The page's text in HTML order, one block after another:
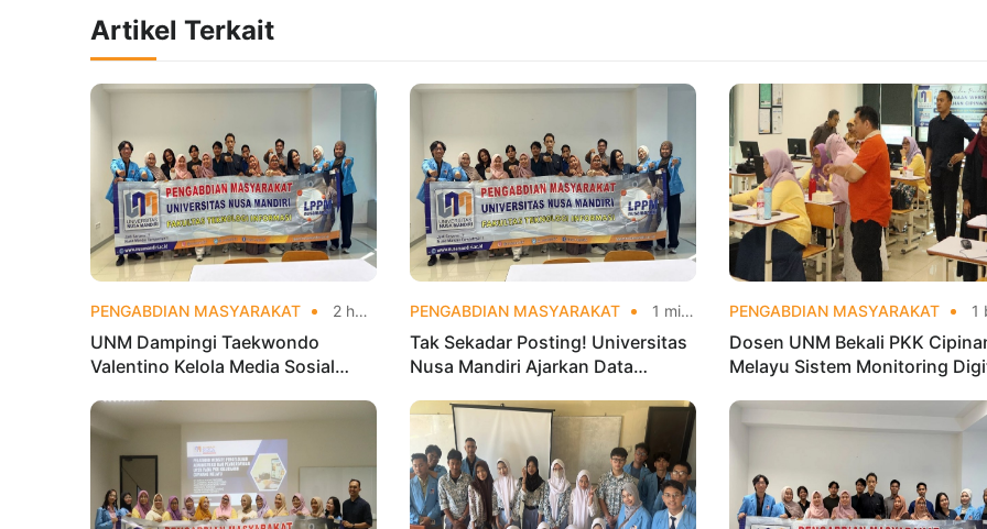
Artikel Terkait
PENGABDIAN MASYARAKAT 2 hari yang lalu
UNM Dampingi Taekwondo
Valentino Kelola Media Sosial
PENGABDIAN MASYARAKAT 1 minggu yang lalu
Tak Sekadar Posting! Universitas
Nusa Mandiri Ajarkan Data
Olahraga Makin Viral
PENGABDIAN MASYARAKAT 1 bulan
Dosen UNM Bekali PKK
Melayu Sistem Monitoring
Berbasis Data